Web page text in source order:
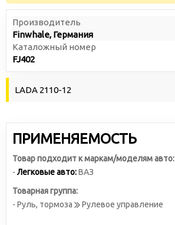
Производитель
Finwhale, Германия
Каталожный номер
FJ402
LADA 2110-12
ПРИМЕНЯЕМОСТЬ
Товар подходит к маркам/моделям авто:
-Легковые авто:ВАЗ
Товарная группа:
- Руль, тормоза
Рулевое управление